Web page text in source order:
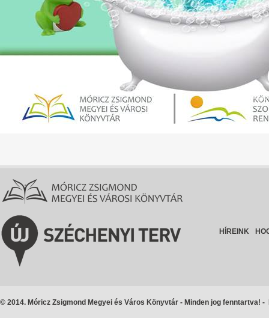
HÍREINK
© 2014. Móricz Zsigmond Megyei és Város Könyvtár - Minden jog fenntartva! -